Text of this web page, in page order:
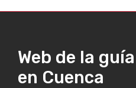
Web de la
en Cuenca